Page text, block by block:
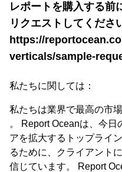
レポートを購入する前
リクエストしてくださ
https://
verticals/sample-
私たちに関しては：
私たちは業界で最高の市
。 Report Oceanは、今日
アを拡大するトップライ
るために、クライアント
信じています。 Report